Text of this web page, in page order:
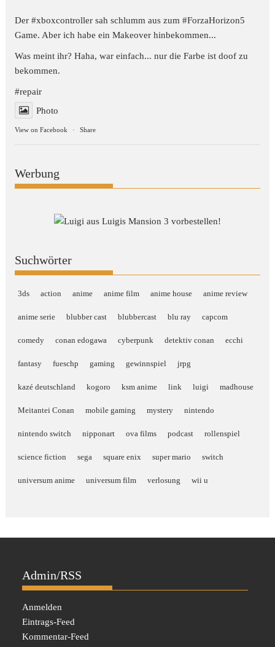
Der #xboxcontroller sah schlumm aus zum#ForzaHorizon5
Game. Aber ich habe ein Makeover hinbekommen...
Was meint ihr? Haha, war einfach... nur die Farbe ist doof zu
bekommen.
#repair
Photo
View on Facebook · Share
Werbung
Suchwörter
3ds action anime anime film anime house anime review
anime serie blubber cast blubbercast blu ray capcom
comedy conan edogawa cyberpunk detektiv conan ecchi
fantasy fueschp gaming gewinnspiel jrpg
kazé deutschland kogoro ksm anime link luigi madhouse
Meitantei Conan mobile gaming mystery nintendo
nintendo switch nipponart ova films podcast rollenspiel
science fiction sega square enix super mario switch
universum anime universum film verlosung wii u
Admin/RSS
Anmelden
Eintrags-Feed
Kommentar-Feed